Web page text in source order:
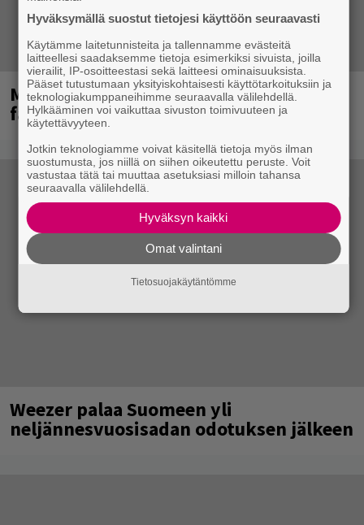
Mainioita uutisia Remu Aaltosen
faneille
Weezer palaa Suomeen yli
neljännesvuosisadan odotuksen jälkeen
Hyväksymällä suostut tietojesi käyttöön seuraavasti
Käytämme laitetunnisteita ja tallennamme evästeitä
laitteellesi saadaksemme tietoja esimerkiksi sivuista, joilla
vierailit, IP-osoitteestasi sekä laitteesi ominaisuuksista.
Pääset tutustumaan yksityiskohtaisesti käyttötarkoituksiin ja
teknologiakumppaneihimme seuraavalla välilehdellä.
Hylkääminen voi vaikuttaa sivuston toimivuuteen ja
käytettävyyteen.
Jotkin teknologiamme voivat käsitellä tietoja myös ilman
suostumusta, jos niillä on siihen oikeutettu peruste. Voit
vastustaa tätä tai muuttaa asetuksiasi milloin tahansa
seuraavalla välilehdellä.
Hyväksyn kaikki
Omat valintani
Tietosuojakäytäntömme